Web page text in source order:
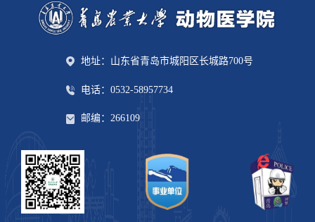
地址：山东省青岛市城阳区长城路700号
电话：0532-58957734
邮编：266109